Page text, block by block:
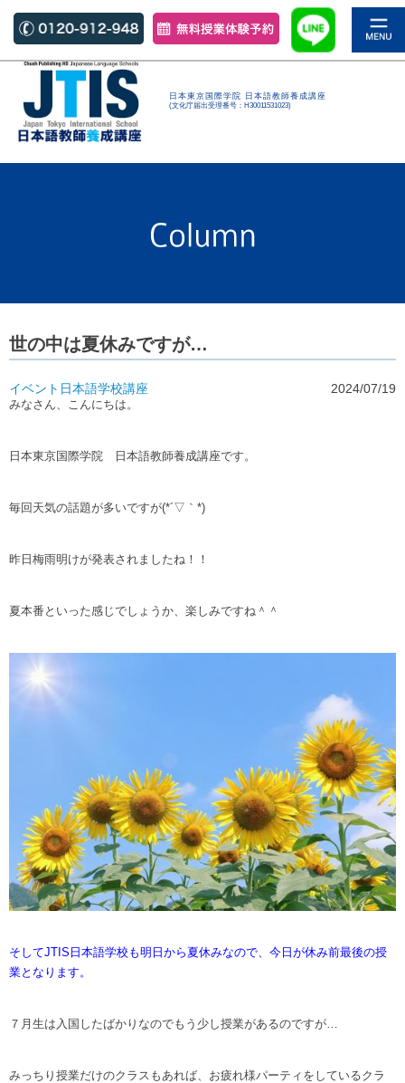
日本東京国際学院 日本語教師養成講座
(文化庁届出受理番号：H30011531023)
世の中は夏休みですが…
イベント 日本語学校講座 2024/07/19
みなさん、こんにちは。
日本東京国際学院 日本語教師養成講座です。
毎回天気の話題が多いですが(*´▽｀*)
昨日梅雨明けが発表されましたね！！
夏本番といった感じでしょうか、楽しみですね＾＾
そしてJTIS日本語学校も明日から夏休みなので、今日が休み前最後の授
業となります。
７月生は入国したばかりなのでもう少し授業があるのですが…
みっちり授業だけのクラスもあれば、お疲れ様パーティをしているクラ